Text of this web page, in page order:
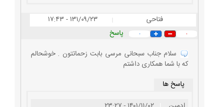
فتاحی ۱۳۱/۰۹/۲۳ - ۱۷:۴۳
۰ ۰
پاسخ
سلام جناب سبحانی مرسی بابت زحماتتون . خوشحالم
که با شما همکاری داشتم
پاسخ ها